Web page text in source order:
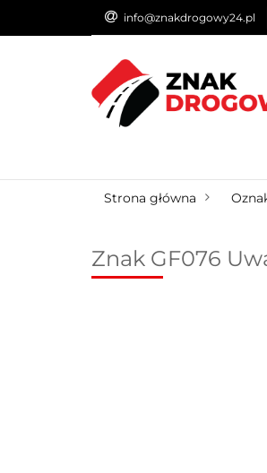
info@znakdrogowy24.pl
Strona główna
Znak GF076